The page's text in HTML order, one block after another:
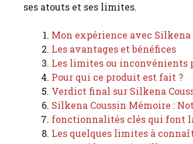
ses atouts et ses limites.
Mon expérience avec Silkena
Les avantages et bénéfices
Les limites ou inconvénients
Pour qui ce produit est fait ?
Verdict final sur Silkena
Silkena Coussin Mémoire :
fonctionnalités clés qui font
Les quelques limites à